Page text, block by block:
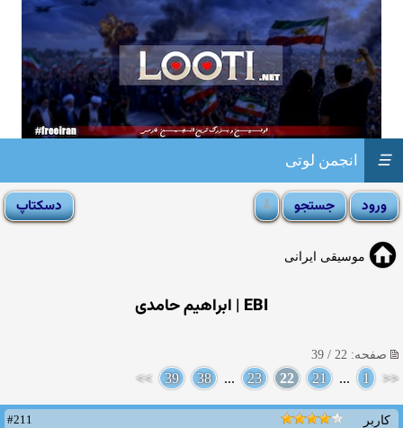
انجمن لوتی ☰
موسیقی ایرانی
EBI | ابراهیم حامدی
صفحه: 22 / 39
<<
1
...
21
22
23
...
38
39
>>
کاربر
#211